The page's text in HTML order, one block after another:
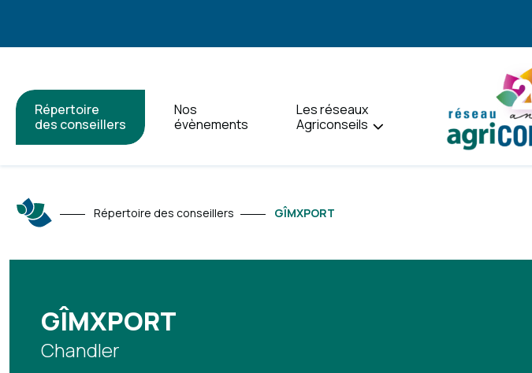
Répertoire
des conseillers
Nos
évènements
Les réseaux
Agriconseils
Répertoire des conseillers GÎMXPORT
GÎMXPORT
Chandler